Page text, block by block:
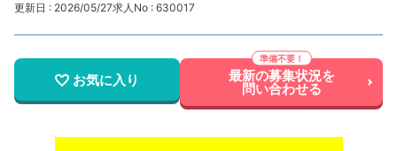
更新日 : 2026/05/27求人No : 630017
お気に入り 最新の募集状況を
問い合わせる